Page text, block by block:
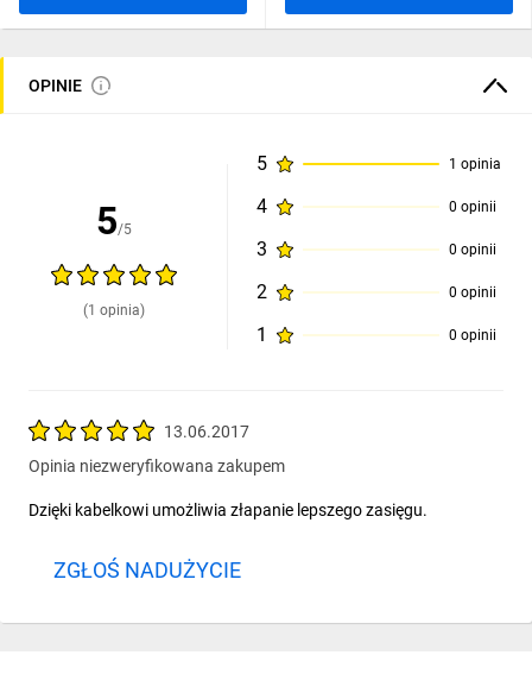
OPINIE
5/5
(1 opinia)
5 1 opinia
4 0 opinii
3 0 opinii
2 0 opinii
1 0 opinii
13.06.2017
Opinia niezweryfikowana zakupem
Dzięki kabelkowi umożliwia złapanie lepszego zasięgu.
ZGŁOŚ NADUŻYCIE